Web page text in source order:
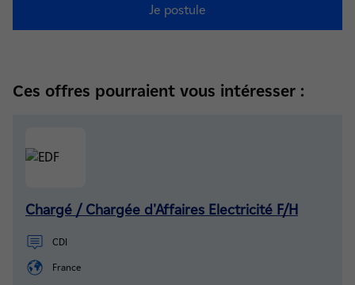
Je postule
Ces offres pourraient vous intéresser :
Chargé / Chargée d'Affaires Electricité F/H
CDI
France